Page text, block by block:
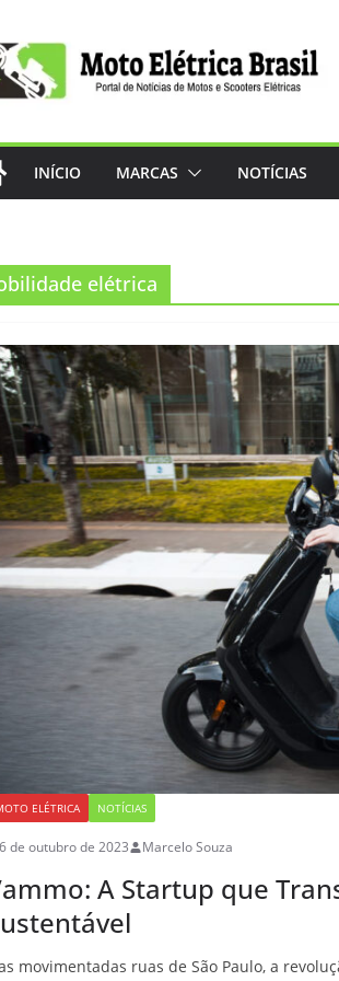
INÍCIO MARCAS NOTÍCIAS
elétrica
ELÉTRICA NOTÍCIAS
6 de outubro de 2023 Marcelo Souza
A Startup que
movimentadas ruas de São Paulo, a